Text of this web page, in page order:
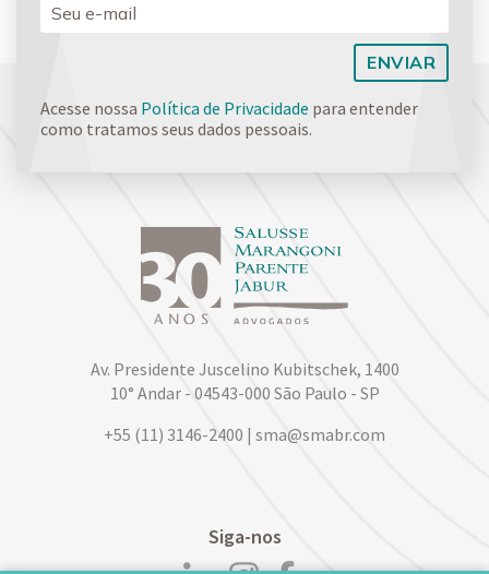
Acesse nossa Política de Privacidade para entender
como tratamos seus dados pessoais.
Av. Presidente Juscelino Kubitschek, 1400
10° Andar - 04543-000 São Paulo - SP
+55 (11) 3146-2400 | sma@smabr.com
Siga-nos